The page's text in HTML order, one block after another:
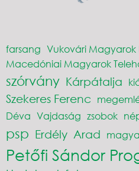
farsang Vukovári Magyarok
Macedóniai Magyarok
szórvány Kárpátalja
Szekeres Ferenc
Déva Vajdaság zsobok
psp Erdély Arad
Petőfi Sándor